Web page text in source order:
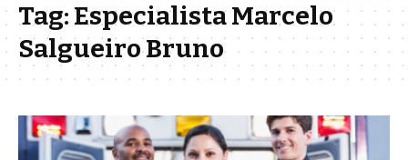
Tag:Especialista Marcelo
Salgueiro Bruno